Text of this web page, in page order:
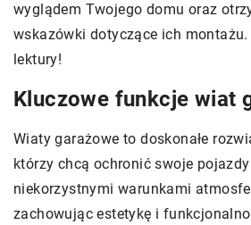
wyglądem Twojego domu oraz
wskazówki dotyczące ich
lektury!
Kluczowe funkcje wiat
Wiaty garażowe to doskonałe
którzy chcą ochronić swoje pojazdy
niekorzystnymi warunkami
zachowując estetykę i